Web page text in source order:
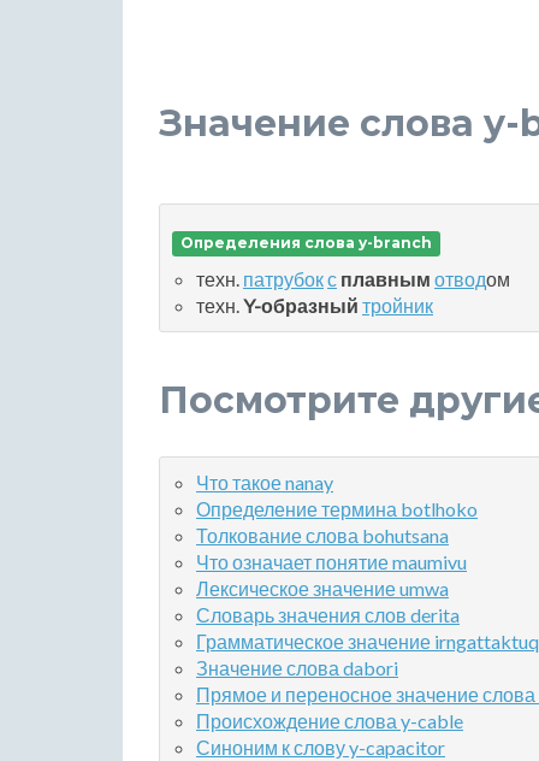
Значение слова y-
Определения слова y-branch
техн. патрубокс плавным отводом
техн.Y-образный тройник
Посмотрите
Что такое nanay
Определение термина botlhoko
Толкование слова bohutsana
Что означает понятие maumivu
Лексическое значение umwa
Словарь значения слов derita
Грамматическое значение irngattaktuq
Значение слова dabori
Прямое и переносное значение слова
Происхождение слова y-cable
Синоним к слову y-capacitor